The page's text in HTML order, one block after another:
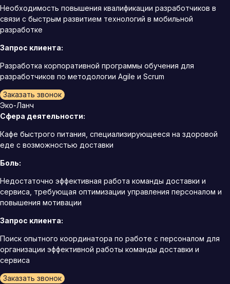
Необходимость повышения квалификации разработчиков в
связи с быстрым развитием технологий в мобильной
разработке
Запрос клиента:
Разработка корпоративной программы обучения для
разработчиков по методологии Agile и Scrum
Заказать звонок
Эко-Ланч
Сфера деятельности:
Кафе быстрого питания, специализирующееся на здоровой
еде с возможностью доставки
Боль:
Недостаточно эффективная работа команды доставки и
сервиса, требующая оптимизации управления персоналом и
повышения мотивации
Запрос клиента:
Поиск опытного координатора по работе с персоналом для
организации эффективной работы команды доставки и
сервиса
Заказать звонок